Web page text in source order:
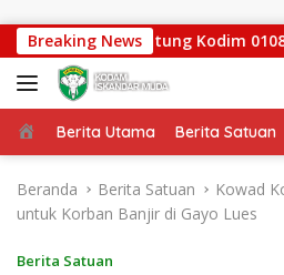
Breaking News
Gantung Kodim 0108/
Beranda
Berita Utama Berita Satuan
Beranda Berita Satuan
Kowad
untuk Korban Banjir di Gayo Lues
Berita Satuan